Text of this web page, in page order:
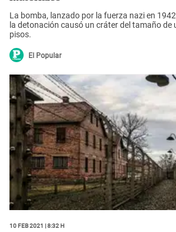
La bomba, lanzado por la fuerza nazi en
la detonación causó un cráter del tamaño de
pisos.
El Popular
10 Feb 2021 | 8:32 h